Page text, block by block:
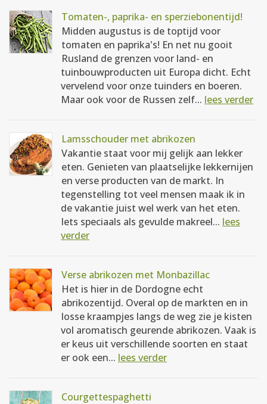
Tomaten-, paprika- en sperziebonentijd!
Midden augustus is de toptijd voor
tomaten en paprika's! En net nu gooit
Rusland de grenzen voor land- en
tuinbouwproducten uit Europa dicht. Echt
vervelend voor onze tuinders en boeren.
Maar ook voor de Russen zelf... lees verder
Lamsschouder met abrikozen
Vakantie staat voor mij gelijk aan lekker
eten. Genieten van plaatselijke lekkernijen
en verse producten van de markt. In
tegenstelling tot veel mensen maak ik in
de vakantie juist wel werk van het eten.
Iets speciaals als gevulde makreel... lees
verder
Verse abrikozen met Monbazillac
Het is hier in de Dordogne echt
abrikozentijd. Overal op de markten en in
losse kraampjes langs de weg zie je kisten
vol aromatisch geurende abrikozen. Vaak is
er keus uit verschillende soorten en staat
er ook een... lees verder
Courgettespaghetti